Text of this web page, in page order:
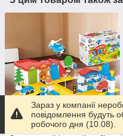
Зараз у компанії
повідомлення будуть
робочого дня (10.08).